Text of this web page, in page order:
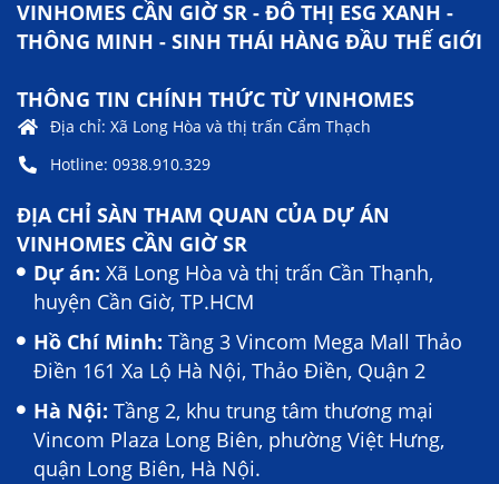
VINHOMES CẦN GIỜ SR - ĐÔ THỊ ESG XANH -
THÔNG MINH - SINH THÁI HÀNG ĐẦU THẾ GIỚI
THÔNG TIN CHÍNH THỨC TỪ VINHOMES
Địa chỉ: Xã Long Hòa và thị trấn Cẩm Thạch
Hotline: 0938.910.329
ĐỊA CHỈ SÀN THAM QUAN CỦA DỰ ÁN
VINHOMES CẦN GIỜ SR
Dự án: Xã Long Hòa và thị trấn Cần Thạnh,
huyện Cần Giờ, TP.HCM
Hồ Chí Minh: Tầng 3 Vincom Mega Mall Thảo
Điền 161 Xa Lộ Hà Nội, Thảo Điền, Quận 2
Hà Nội: Tầng 2, khu trung tâm thương mại
Vincom Plaza Long Biên, phường Việt Hưng,
quận Long Biên, Hà Nội.